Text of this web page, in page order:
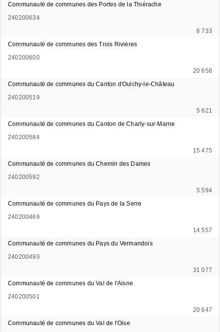
Communauté de communes des Portes de la Thiérache
240200634
6 733
Communauté de communes des Trois Rivières
240200600
20 658
Communauté de communes du Canton d'Oulchy-le-Château
240200519
5 621
Communauté de communes du Canton de Charly-sur-Marne
240200584
15 475
Communauté de communes du Chemin des Dames
240200592
5 594
Communauté de communes du Pays de la Serre
240200469
14 557
Communauté de communes du Pays du Vermandois
240200493
31 077
Communauté de communes du Val de l'Aisne
240200501
20 647
Communauté de communes du Val de l'Oise